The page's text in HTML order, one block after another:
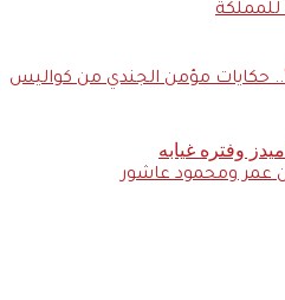
للمملكة
حكايات مؤمن الجندي من كواليس
عمر ومحمود عاشور